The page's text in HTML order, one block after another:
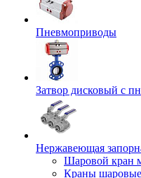
Пневмоприводы
Затвор дисковый с
Нержавеющая
Шаровой кран
Краны